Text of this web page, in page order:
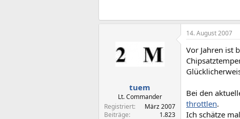
tuem
Lt. Commander
Registriert
März 2007
Beiträge
1.823
14. August 2007
Vor Jahren ist
Bei den
throttlen.
Ich schätze